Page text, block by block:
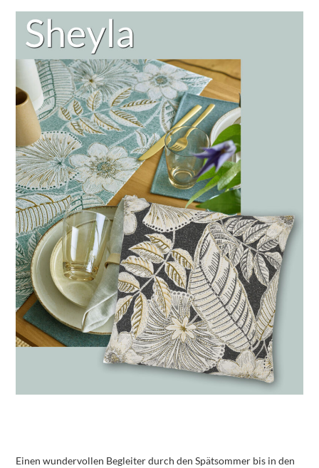
Einen wundervollen Begleiter durch den Spätsommer bis in den